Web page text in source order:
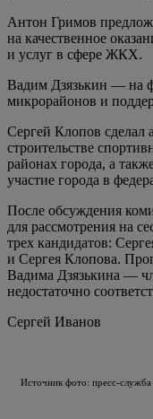
Антон Гримов
на качественное
и услуг в сфере ЖКХ.
Вадим Дзязькин — на
микрорайонов и
Сергей Клопов сделал
строительстве
районах города, а
участие города в
После обсуждения
для рассмотрения на
трех кандидатов:
и Сергея Клопова.
Вадима Дзязькина —
недостаточно
Сергей Иванов
Источник фото: пресс-